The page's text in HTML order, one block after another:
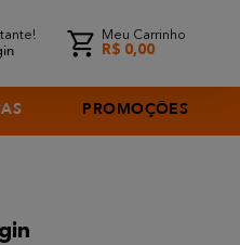
Meu Carrinho
R$ 0,00
PROMOÇÕES